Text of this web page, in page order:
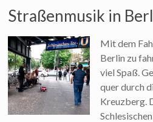
Straßenmusik in
Mit dem
Berlin zu
viel Spaß.
quer durch
Kreuzberg.